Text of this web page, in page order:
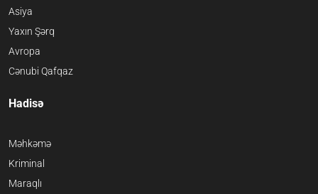
Asiya
Yaxın Şərq
Avropa
Cənubi Qafqaz
Hadisə
Məhkəmə
Kriminal
Maraqlı